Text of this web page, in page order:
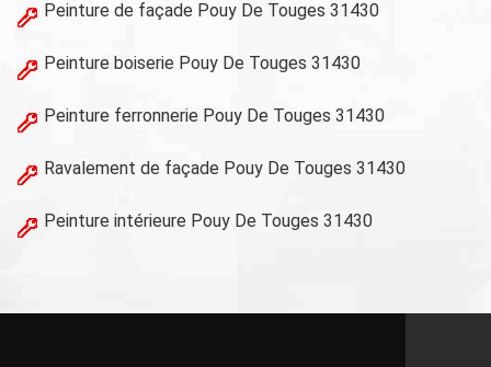
Peinture de façade Pouy De Touges 31430
Peinture boiserie Pouy De Touges 31430
Peinture ferronnerie Pouy De Touges 31430
Ravalement de façade Pouy De Touges 31430
Peinture intérieure Pouy De Touges 31430